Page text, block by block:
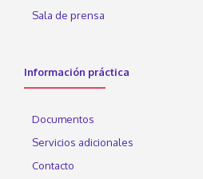
Sala de prensa
Información práctica
Documentos
Servicios adicionales
Contacto